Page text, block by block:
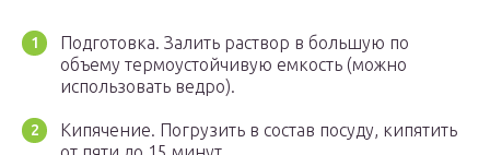
Подготовка. Залить раствор в большую по
объему термоустойчивую емкость (можно
использовать ведро).
Кипячение. Погрузить в состав посуду, кипятить